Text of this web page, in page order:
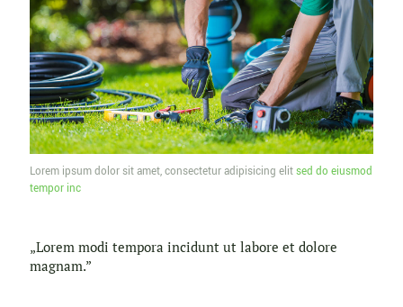
Lorem ipsum dolor sit amet, consectetur adipisicing elitsed do eiusmod
tempor inc
„Lorem modi tempora incidunt ut labore et dolore
magnam.”